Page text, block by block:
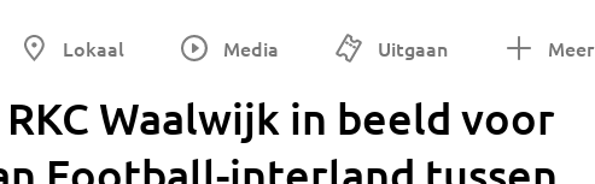
Lokaal Media Uitgaan Meer
Waalwijk in beeld voor